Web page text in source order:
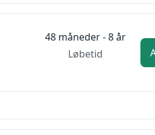
48 måneder - 8 år
Løbetid